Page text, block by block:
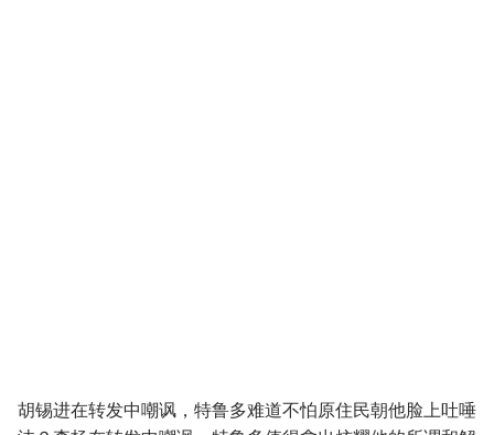
胡锡进在转发中嘲讽，特鲁多难道不怕原住民朝他脸上吐唾